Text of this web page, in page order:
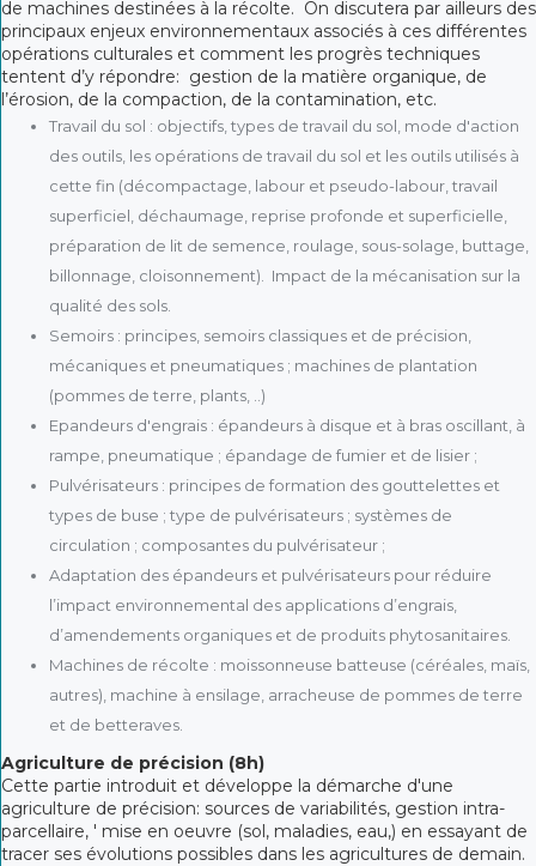
de machines destinées à la récolte. On discutera par ailleurs des
principaux enjeux environnementaux associés à ces différentes
opérations culturales et comment les progrès techniques
tentent d’y répondre: gestion de la matière organique, de
l’érosion, de la compaction, de la contamination, etc.
Travail du sol : objectifs, types de travail du sol, mode d'action
des outils, les opérations de travail du sol et les outils utilisés à
cette fin (décompactage, labour et pseudo-labour, travail
superficiel, déchaumage, reprise profonde et superficielle,
préparation de lit de semence, roulage, sous-solage, buttage,
billonnage, cloisonnement). Impact de la mécanisation sur la
qualité des sols.
Semoirs : principes, semoirs classiques et de précision,
mécaniques et pneumatiques ; machines de plantation
(pommes de terre, plants, ..)
Epandeurs d'engrais : épandeurs à disque et à bras oscillant, à
rampe, pneumatique ; épandage de fumier et de lisier ;
Pulvérisateurs : principes de formation des gouttelettes et
types de buse ; type de pulvérisateurs ; systèmes de
circulation ; composantes du pulvérisateur ;
Adaptation des épandeurs et pulvérisateurs pour réduire
l’impact environnemental des applications d’engrais,
d’amendements organiques et de produits phytosanitaires.
Machines de récolte : moissonneuse batteuse (céréales, maïs,
autres), machine à ensilage, arracheuse de pommes de terre
et de betteraves.
Agriculture de précision (8h)
Cette partie introduit et développe la démarche d'une
agriculture de précision: sources de variabilités, gestion intra-
parcellaire, ' mise en oeuvre (sol, maladies, eau,) en essayant de
tracer ses évolutions possibles dans les agricultures de demain.